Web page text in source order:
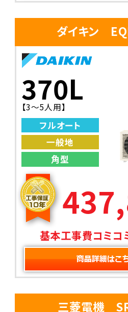
ダイキン
370L
【3～5人用】
フルオート
一般地
角型
基本工事費コミコ
三菱電機